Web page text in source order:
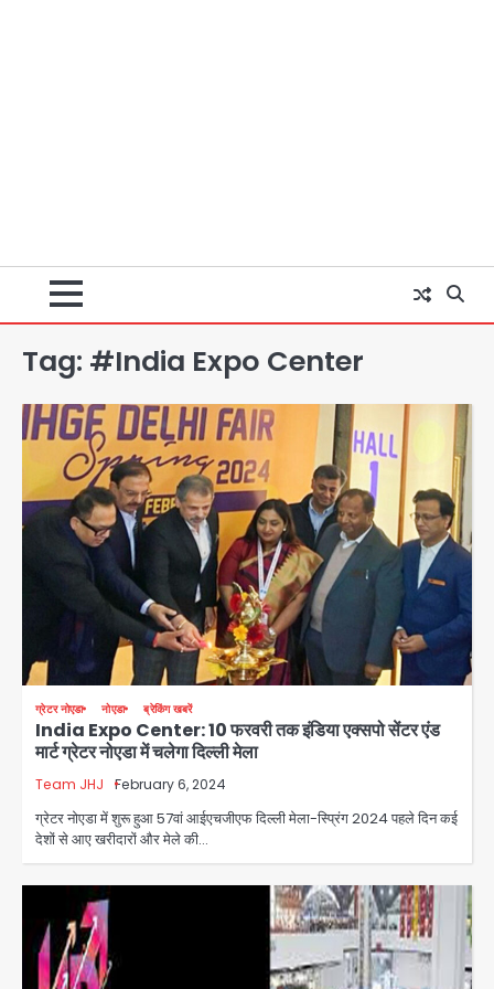
Tag: #India Expo Center
ग्रेटर नोएडा नोएडा ब्रेकिंग खबरें
India Expo Center: 10 फरवरी तक इंडिया एक्सपो सेंटर एंड
मार्ट ग्रेटर नोएडा में चलेगा दिल्ली मेला
Team JHJ February 6, 2024
ग्रेटर नोएडा में शुरू हुआ 57वां आईएचजीएफ दिल्ली मेला-स्प्रिंग 2024 पहले दिन कई
देशों से आए खरीदारों और मेले की…
अब पहला स्थान हासिल करना लक्ष्य: डीएम